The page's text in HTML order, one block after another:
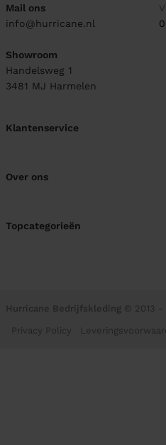
Mail ons
info@hurricane.nl
Showroom
Handelsweg 1
3481 MJ Harmelen
Klantenservice
Over ons
Topcategorieën
Hurricane Bedrijfskleding © 2013 -
Privacy Policy